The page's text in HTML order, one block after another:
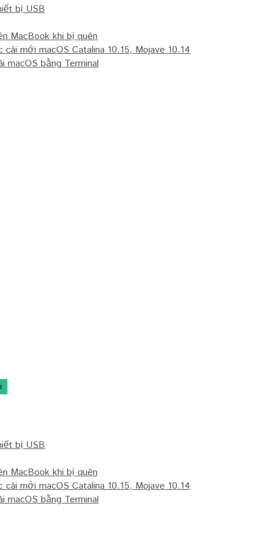
bị USB
MacBook khi bị quên
mới macOS Catalina 10.15, Mojave 10.14
bằng Terminal
bị USB
MacBook khi bị quên
mới macOS Catalina 10.15, Mojave 10.14
bằng Terminal